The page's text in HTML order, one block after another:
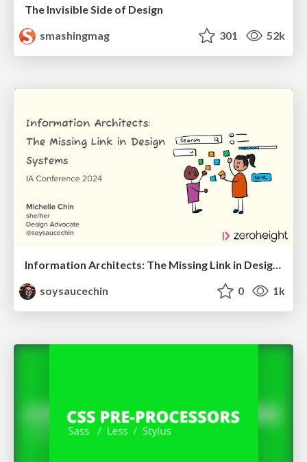
The Invisible Side of Design
smashingmag
301 52k
soysaucechin
0 1k